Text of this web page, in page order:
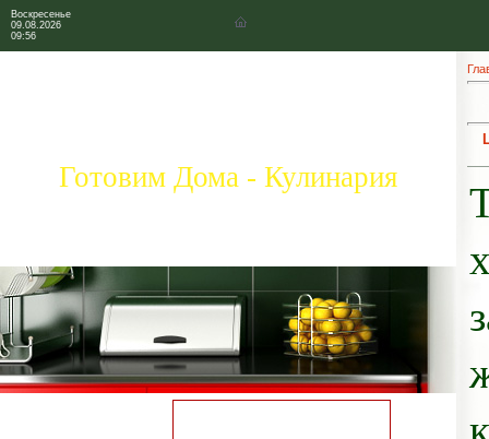
Воскресенье
09.08.2026
09:56
Готовим Дома - Кулинария